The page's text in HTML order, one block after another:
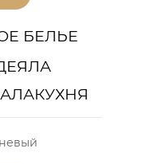
БЕЛЬЕ
КУХНЯ